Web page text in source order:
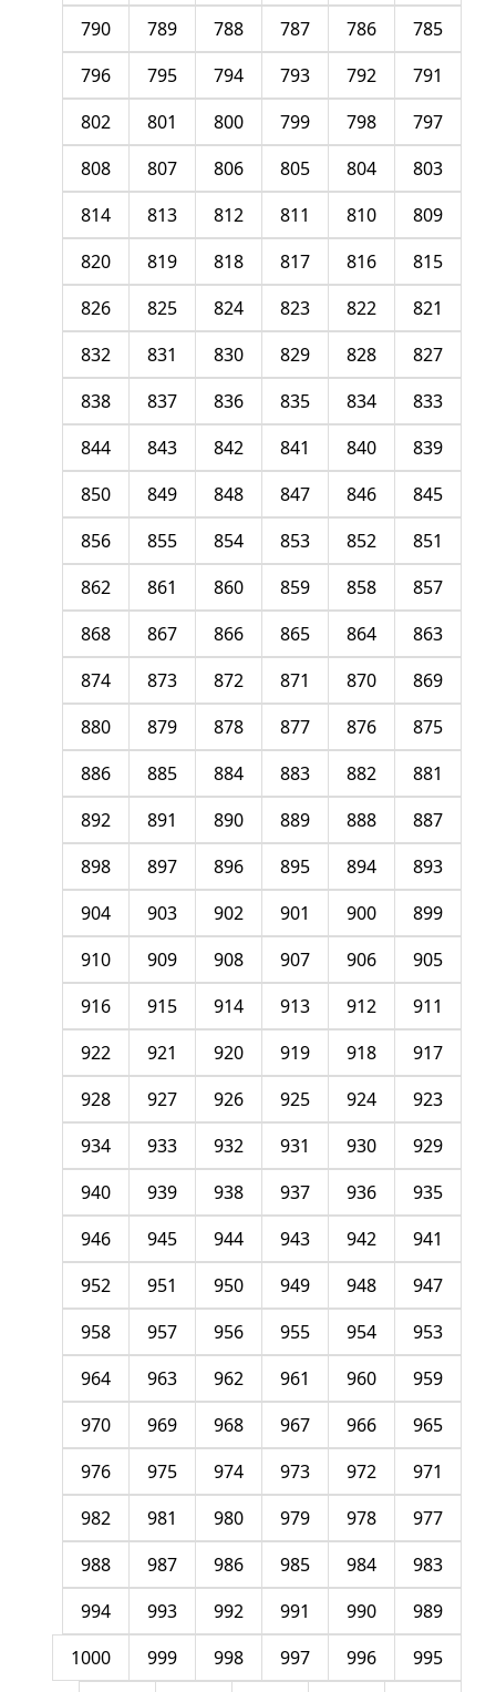
785
786
787
788
789
790
791
792
793
794
795
796
797
798
799
800
801
802
803
804
805
806
807
808
809
810
811
812
813
814
815
816
817
818
819
820
821
822
823
824
825
826
827
828
829
830
831
832
833
834
835
836
837
838
839
840
841
842
843
844
845
846
847
848
849
850
851
852
853
854
855
856
857
858
859
860
861
862
863
864
865
866
867
868
869
870
871
872
873
874
875
876
877
878
879
880
881
882
883
884
885
886
887
888
889
890
891
892
893
894
895
896
897
898
899
900
901
902
903
904
905
906
907
908
909
910
911
912
913
914
915
916
917
918
919
920
921
922
923
924
925
926
927
928
929
930
931
932
933
934
935
936
937
938
939
940
941
942
943
944
945
946
947
948
949
950
951
952
953
954
955
956
957
958
959
960
961
962
963
964
965
966
967
968
969
970
971
972
973
974
975
976
977
978
979
980
981
982
983
984
985
986
987
988
989
990
991
992
993
994
995
996
997
998
999
1000